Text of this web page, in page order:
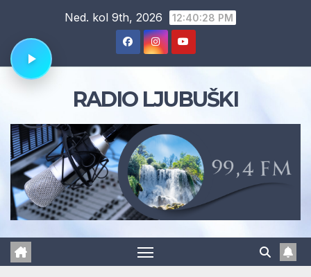
content
Ned. kol 9th, 2026 12:40:29 PM
RADIO LJUBUŠKI